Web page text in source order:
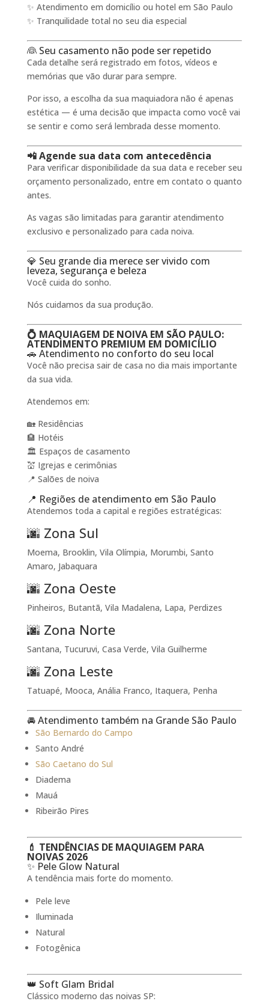
✨ Atendimento em domicílio ou hotel em São Paulo
✨ Tranquilidade total no seu dia especial
👰 Seu casamento não pode ser repetido
Cada detalhe será registrado em fotos, vídeos e
memórias que vão durar para sempre.
Por isso, a escolha da sua maquiadora não é apenas
estética — é uma decisão que impacta como você vai
se sentir e como será lembrada desse momento.
📲 Agende sua data com antecedência
Para verificar disponibilidade da sua data e receber seu
orçamento personalizado, entre em contato o quanto
antes.
As vagas são limitadas para garantir atendimento
exclusivo e personalizado para cada noiva.
💎 Seu grande dia merece ser vivido com
leveza, segurança e beleza
Você cuida do sonho.
Nós cuidamos da sua produção.
💍 MAQUIAGEM DE NOIVA EM SÃO PAULO:
ATENDIMENTO PREMIUM EM DOMICÍLIO
🚗 Atendimento no conforto do seu local
Você não precisa sair de casa no dia mais importante
da sua vida.
Atendemos em:
🏡 Residências
🏨 Hotéis
🏛️ Espaços de casamento
💒 Igrejas e cerimônias
📍 Salões de noiva
📍 Regiões de atendimento em São Paulo
Atendemos toda a capital e regiões estratégicas:
🌆 Zona Sul
Moema, Brooklin, Vila Olímpia, Morumbi, Santo
Amaro, Jabaquara
🌆 Zona Oeste
Pinheiros, Butantã, Vila Madalena, Lapa, Perdizes
🌆 Zona Norte
Santana, Tucuruvi, Casa Verde, Vila Guilherme
🌆 Zona Leste
Tatuapé, Mooca, Anália Franco, Itaquera, Penha
🚘 Atendimento também na Grande São Paulo
São Bernardo do Campo
Santo André
São Caetano do Sul
Diadema
Mauá
Ribeirão Pires
💄 TENDÊNCIAS DE MAQUIAGEM PARA
NOIVAS 2026
✨ Pele Glow Natural
A tendência mais forte do momento.
Pele leve
Iluminada
Natural
Fotogênica
👑 Soft Glam Bridal
Clássico moderno das noivas SP: